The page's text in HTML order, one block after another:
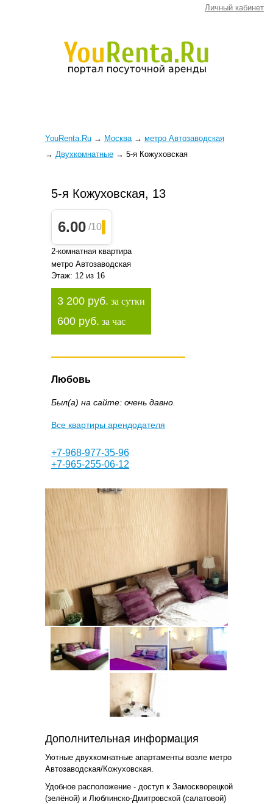
Личный кабинет
YouRenta.Ru → Москва → метро Автозаводская
→ Двухкомнатные → 5-я Кожуховская
5-я Кожуховская, 13
6.00 /10
2-комнатная квартира
метро Автозаводская
Этаж: 12 из 16
3 200 руб. за сутки
600 руб. за час
Любовь
Был(а) на сайте: очень давно.
Все квартиры арендодателя
+7-968-977-35-96
+7-965-255-06-12
Дополнительная информация
Уютные двухкомнатные апартаменты возле метро
Автозаводская/Кожуховская.
Удобное расположение - доступ к Замоскворецкой
(зелёной) и Люблинско-Дмитровской (салатовой)